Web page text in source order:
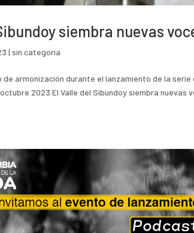
siembra nuevas
|sin categoria
de armonización durante el lanzamiento de la
2023 El Valle del Sibundoy siembra nuevas